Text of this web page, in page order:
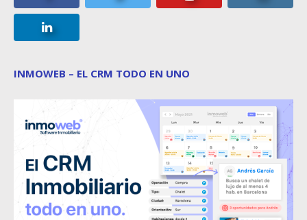
INMOWEB – EL CRM TODO EN UNO